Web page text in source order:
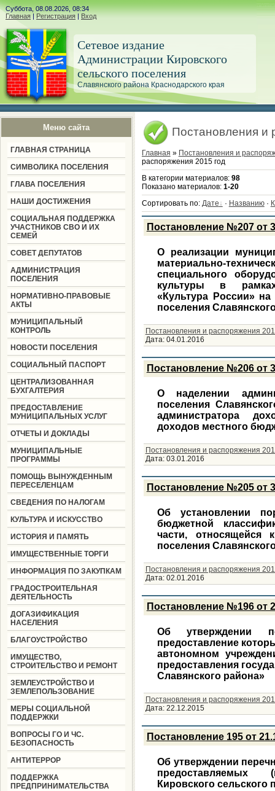
Суббота, 08.08.2026, 08:34
Главная | Регистрация | Вход
Сетевое издание
Администрации Кировского
сельского поселения
Славянского района Краснодарского края
Меню сайта
ГЛАВНАЯ СТРАНИЦА
СИМВОЛИКА ПОСЕЛЕНИЯ
ГЛАВА ПОСЕЛЕНИЯ
НАШИ ДОСТИЖЕНИЯ
СОЦИАЛЬНАЯ ПОДДЕРЖКА
УЧАСТНИКОВ СВО И ИХ
СЕМЕЙ
СОВЕТ ДЕПУТАТОВ
АДМИНИСТРАЦИЯ
ПОСЕЛЕНИЯ
НОРМАТИВНО-ПРАВОВЫЕ
АКТЫ
МУНИЦИПАЛЬНЫЙ
КОНТРОЛЬ
НОВОСТИ ПОСЕЛЕНИЯ
СОЦИАЛЬНЫЙ ПАСПОРТ
ЦЕНТРАЛИЗОВАННАЯ
БУХГАЛТЕРИЯ
ПРЕДОСТАВЛЕНИЕ
МУНИЦИПАЛЬНЫХ УСЛУГ
ОТЧЕТЫ И ДОКЛАДЫ
МУНИЦИПАЛЬНЫЕ
ПРОГРАММЫ
ПОМОЩЬ ВЫНУЖДЕННЫМ
ПЕРЕСЕЛЕНЦАМ
СВЕДЕНИЯ ПО НАЛОГАМ
КУЛЬТУРА И ИСКУССТВО
ИСТОРИЯ И ПАМЯТЬ
ИМУЩЕСТВЕННЫЕ ТОРГИ
ИНФОРМАЦИЯ ПО ЗАКУПКАМ
ГРАДОСТРОИТЕЛЬНАЯ
ДЕЯТЕЛЬНОСТЬ
ДОГАЗИФИКАЦИЯ
НАСЕЛЕНИЯ
БЛАГОУСТРОЙСТВО
ИМУЩЕСТВО,
СТРОИТЕЛЬСТВО И РЕМОНТ
ЗЕМЛЕУСТРОЙСТВО И
ЗЕМЛЕПОЛЬЗОВАНИЕ
МЕРЫ СОЦИАЛЬНОЙ
ПОДДЕРЖКИ
ВОПРОСЫ ГО И ЧС.
БЕЗОПАСНОСТЬ
АНТИТЕРРОР
ПОДДЕРЖКА
ПРЕДПРИНИМАТЕЛЬСТВА
Постановления и
Главная » Постановления и
распоряжения 2015 год
В категории материалов: 98
Показано материалов: 1-20
Сортировать по: Дате · Названию·
Постановление №207 от
О реализации
материально-
специального
культуры в
«Культура России» на
поселения
Постановления и распоряжения
Дата: 04.01.2016
Постановление №206 от
О наделении
поселения
администратора
доходов местного
Постановления и распоряжения
Дата: 03.01.2016
Постановление №205 от
Об установлении
бюджетной
части, относящейся
поселения
Постановления и распоряжения
Дата: 02.01.2016
Постановление №196 от
Об утверждении
предоставление
автономном
предоставления
Славянского района»
Постановления и распоряжения
Дата: 22.12.2015
Постановление 195 от
Об утверждении
предоставляемых
Кировского сельского